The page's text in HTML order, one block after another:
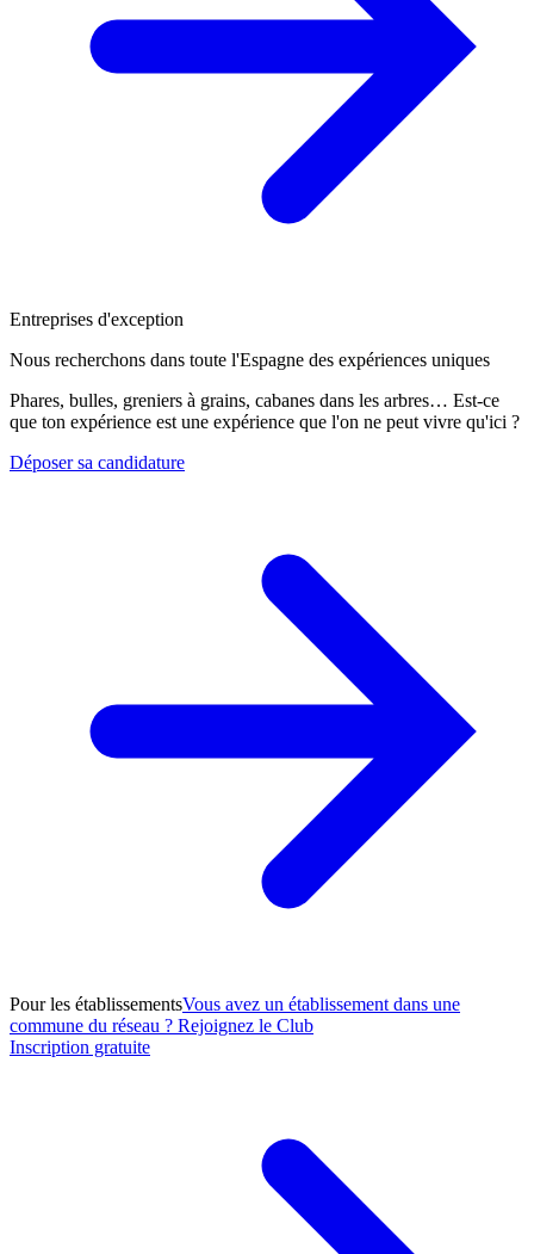
Entreprises d'exception
Nous recherchons dans toute l'Espagne des expériences uniques
Phares, bulles, greniers à grains, cabanes dans les arbres… Est-ce
que ton expérience est une expérience que l'on ne peut vivre qu'ici ?
Déposer sa candidature
Pour les établissementsVous avez un établissement dans une
commune du réseau ? Rejoignez le Club
Inscription gratuite